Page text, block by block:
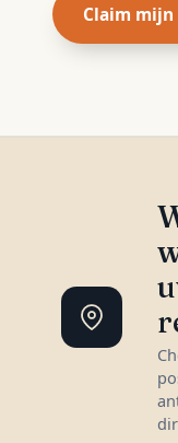
Claim